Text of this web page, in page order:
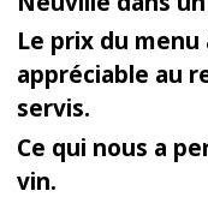
Le prix du
appréciable au
servis.
Ce qui nous a
vin.